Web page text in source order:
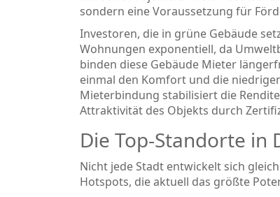
sondern eine Voraussetzung für
Investoren, die in grüne Gebäude
Wohnungen exponentiell, da
binden diese Gebäude Mieter
einmal den Komfort und die
Mieterbindung stabilisiert die
Attraktivität des Objekts durch
Die Top-Standorte in
Nicht jede Stadt entwickelt sich
Hotspots, die aktuell das größte